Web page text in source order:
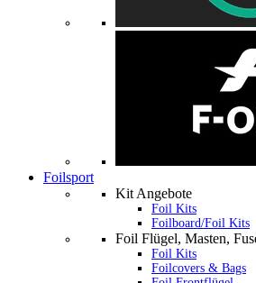
Foilsport
Kit Angebote
Foil Kits
Foilboard/Foil Kits
Foil Flügel, Masten,
Foil Kits
Foilcovers & Bags